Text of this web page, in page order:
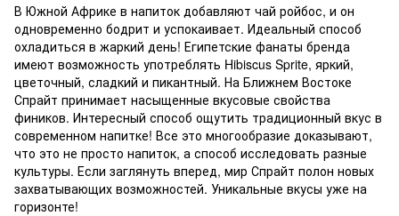
В Южной Африке в напиток добавляют чай ройбос, и он
одновременно бодрит и успокаивает. Идеальный способ
охладиться в жаркий день! Египетские фанаты бренда
имеют возможность употреблять Hibiscus Sprite, яркий,
цветочный, сладкий и пикантный. На Ближнем Востоке
Спрайт принимает насыщенные вкусовые свойства
фиников. Интересный способ ощутить традиционный вкус в
современном напитке! Все это многообразие доказывают,
что это не просто напиток, а способ исследовать разные
культуры. Если заглянуть вперед, мир Спрайт полон новых
захватывающих возможностей. Уникальные вкусы уже на
горизонте!